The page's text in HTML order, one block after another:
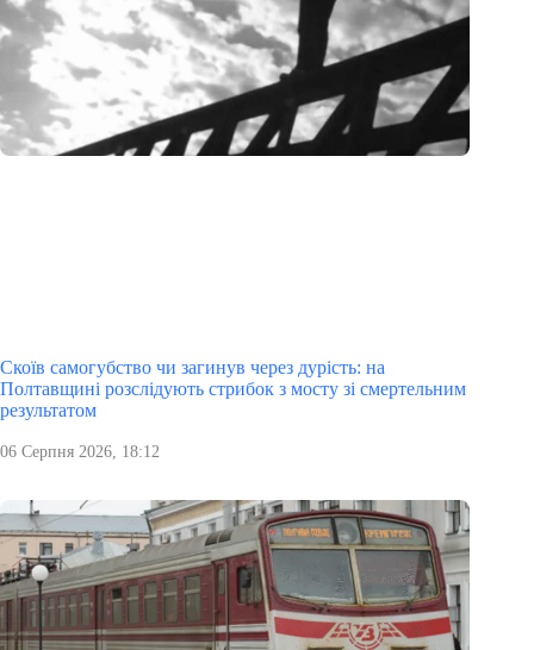
Скоїв самогубство чи загинув через дурість: на
Полтавщині розслідують стрибок з мосту зі смертельним
результатом
06 Серпня 2026, 18:12